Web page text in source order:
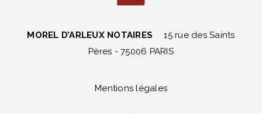
MOREL D’ARLEUX NOTAIRES
15 rue des Saints
Pères - 75006 PARIS
Mentions légales